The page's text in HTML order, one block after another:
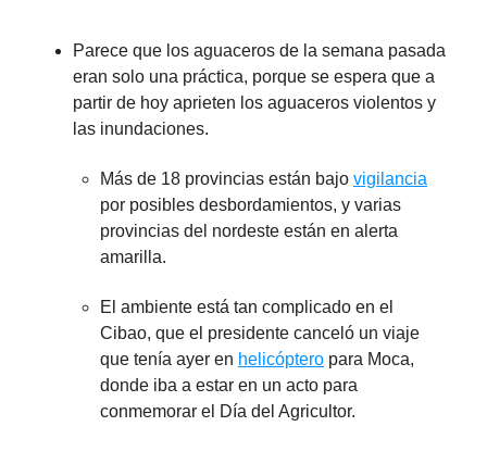
Parece que los aguaceros de la semana pasada
eran solo una práctica, porque se espera que a
partir de hoy aprieten los aguaceros violentos y
las inundaciones.
Más de 18 provincias están bajo vigilancia
por posibles desbordamientos, y varias
provincias del nordeste están en alerta
amarilla.
El ambiente está tan complicado en el
Cibao, que el presidente canceló un viaje
que tenía ayer en helicóptero para Moca,
donde iba a estar en un acto para
conmemorar el Día del Agricultor.